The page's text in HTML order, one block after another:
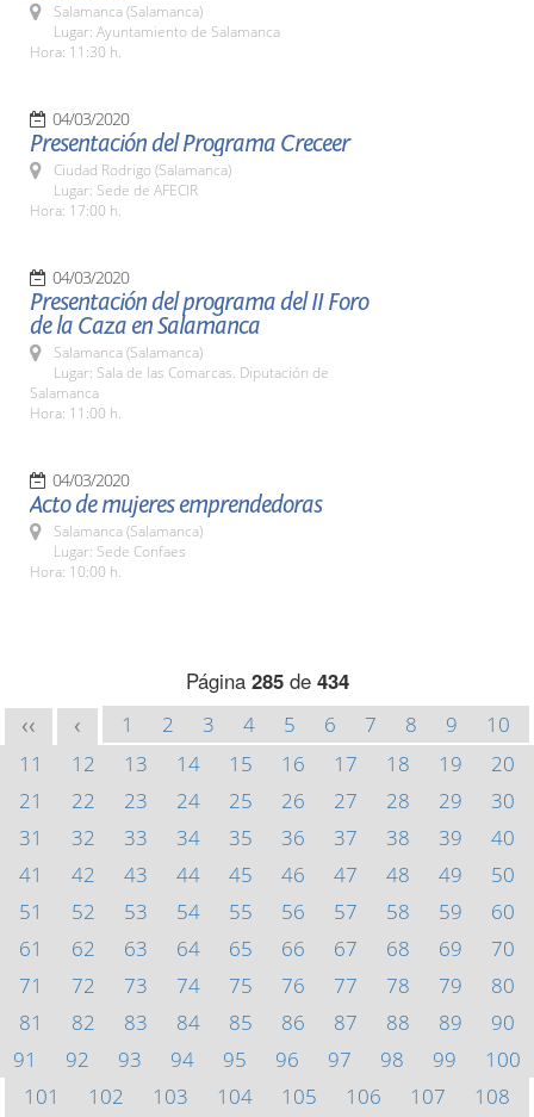
Salamanca (Salamanca)
Lugar: Ayuntamiento de Salamanca
Hora: 11:30 h.
04/03/2020
Presentación del Programa Creceer
Ciudad Rodrigo (Salamanca)
Lugar: Sede de AFECIR
Hora: 17:00 h.
04/03/2020
Presentación del programa del II Foro
de la Caza en Salamanca
Salamanca (Salamanca)
Lugar: Sala de las Comarcas. Diputación de
Salamanca
Hora: 11:00 h.
04/03/2020
Acto de mujeres emprendedoras
Salamanca (Salamanca)
Lugar: Sede Confaes
Hora: 10:00 h.
Página 285de 434
<< < 1 2 3 4 5 6 7 8 9
10
11
12 13 14 15 16 17 18 19
20
21
22 23 24 25 26 27 28 29
30
31
32 33 34 35 36 37 38 39
40
41
42 43 44 45 46 47 48 49
50
51
52 53 54 55 56 57 58 59
60
61
62 63 64 65 66 67 68 69
70
71
72 73 74 75 76 77 78 79
80
81
82 83 84 85 86 87 88 89
90
91
92 93 94 95 96 97 98 99
100
101
102 103 104 105 106 107
108